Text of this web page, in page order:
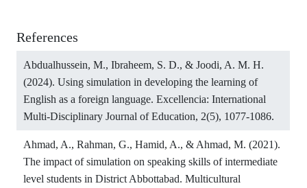
References
Abdualhussein, M., Ibraheem, S. D., & Joodi, A. M. H.
(2024). Using simulation in developing the learning of
English as a foreign language. Excellencia: International
Multi-Disciplinary Journal of Education, 2(5), 1077-1086.
Ahmad, A., Rahman, G., Hamid, A., & Ahmad, M. (2021).
The impact of simulation on speaking skills of intermediate
level students in District Abbottabad. Multicultural